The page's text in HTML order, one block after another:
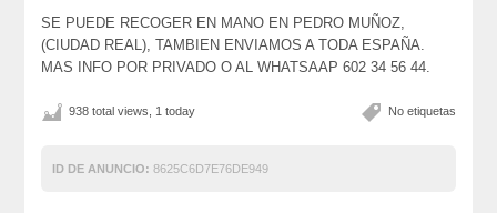
SE PUEDE RECOGER EN MANO EN PEDRO MUÑOZ,
(CIUDAD REAL), TAMBIEN ENVIAMOS A TODA ESPAÑA.
MAS INFO POR PRIVADO O AL WHATSAAP 602 34 56 44.
No etiquetas
938 total views, 1 today
ID DE ANUNCIO: 8625C6D7E76DE949